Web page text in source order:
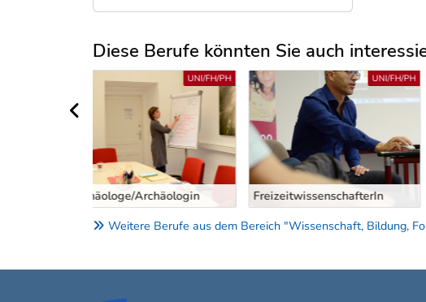
Diese Berufe könnten Sie auch
Uber weitere Berufsvorschläge
FreizeitwissenschafterIn
UNI/FH/PH
HistorikerIn - Alte
UNI/
vorheriger Bereich
Weitere Berufe aus dem Bereich "Wissenschaft, Bildung,